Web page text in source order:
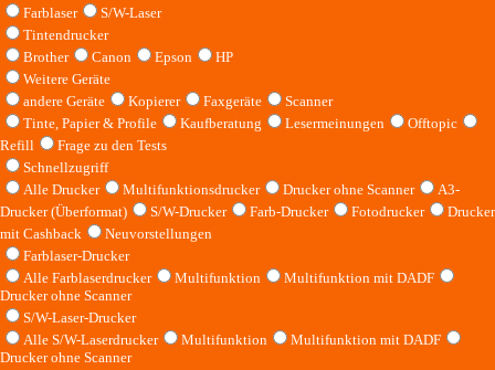
Farblaser
S/W-Laser
Tintendrucker
Brother
Canon Epson
HP
Weitere Geräte
andere Geräte
Kopierer Faxgeräte
Scanner
Tinte, Papier & Profile
Kaufberatung Lesermeinungen
Offtopic
Refill
Frage zu den Tests
Schnellzugriff
Alle Drucker
Multifunktionsdrucker Drucker ohne Scanner
A3-
Drucker (Überformat)
S/W-Drucker Farb-Drucker Fotodrucker
Drucker
mit Cashback
Neuvorstellungen
Farblaser-Drucker
Alle Farblaserdrucker
Multifunktion
Multifunktion mit DADF
Drucker ohne Scanner
S/W-Laser-Drucker
Alle S/W-Laserdrucker
Multifunktion
Multifunktion mit DADF
Drucker ohne Scanner